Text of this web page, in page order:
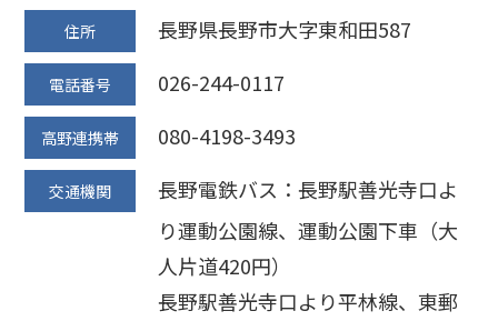
住所 長野県長野市大字東和田587
電話番号 026-244-0117
高野連携帯 080-4198-3493
交通機関
長野電鉄バス：長野駅善光寺口よ
り運動公園線、運動公園下車（大
人片道420円）
長野駅善光寺口より平林線、東郵